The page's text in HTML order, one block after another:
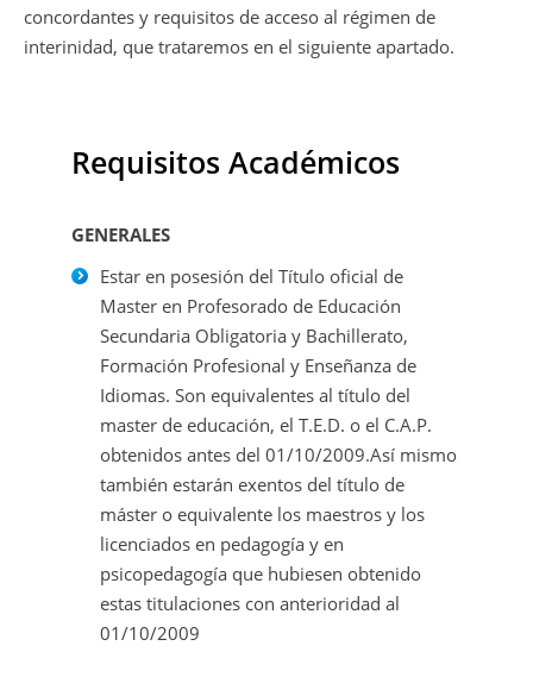
concordantes y requisitos de acceso al régimen de
interinidad, que trataremos en el siguiente apartado.
Requisitos Académicos
GENERALES
Estar en posesión del Título oficial de
Master en Profesorado de Educación
Secundaria Obligatoria y Bachillerato,
Formación Profesional y Enseñanza de
Idiomas. Son equivalentes al título del
master de educación, el T.E.D. o el C.A.P.
obtenidos antes del 01/10/2009.Así mismo
también estarán exentos del título de
máster o equivalente los maestros y los
licenciados en pedagogía y en
psicopedagogía que hubiesen obtenido
estas titulaciones con anterioridad al
01/10/2009